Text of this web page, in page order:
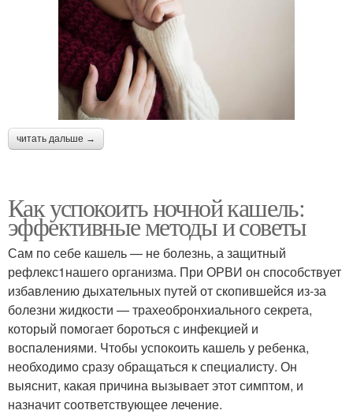
читать дальше →
Как успокоить ночной кашель:
эффективные методы и советы
Сам по себе кашель — не болезнь, а защитный
рефлекс1нашего организма. При ОРВИ он способствует
избавлению дыхательных путей от скопившейся из-за
болезни жидкости — трахеобронхиального секрета,
который помогает бороться с инфекцией и
воспалениями. Чтобы успокоить кашель у ребенка,
необходимо сразу обращаться к специалисту. Он
выяснит, какая причина вызывает этот симптом, и
назначит соответствующее лечение.